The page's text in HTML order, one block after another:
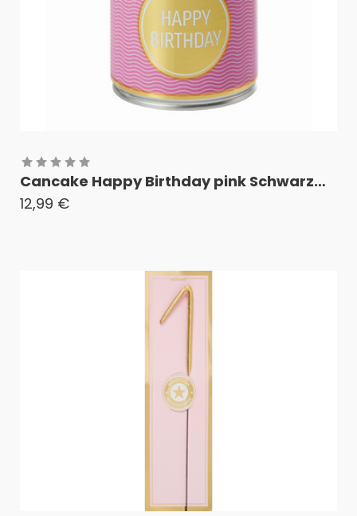
Cancake Happy Birthday pink Schwarzwälder Kirschkuchen
12,99 €